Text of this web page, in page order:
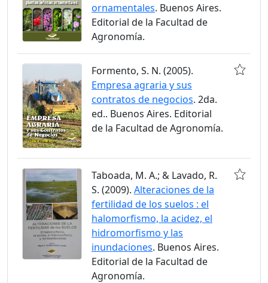
ornamentales. Buenos Aires.
Editorial de la Facultad de
Agronomía.
Formento, S. N. (2005).
Empresa agraria y sus
contratos de negocios. 2da.
ed.. Buenos Aires. Editorial
de la Facultad de Agronomía.
Taboada, M. A.; & Lavado, R.
S. (2009). Alteraciones de la
fertilidad de los suelos : el
halomorfismo, la acidez, el
hidromorfismo y las
inundaciones. Buenos Aires.
Editorial de la Facultad de
Agronomía.